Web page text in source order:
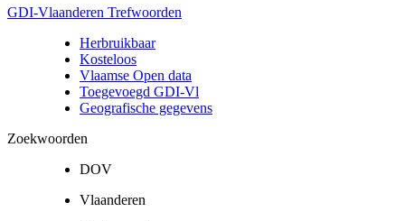
GDI-Vlaanderen Trefwoorden
Herbruikbaar
Kosteloos
Vlaamse Open data
Toegevoegd GDI-Vl
Geografische gegevens
Zoekwoorden
DOV
Vlaanderen